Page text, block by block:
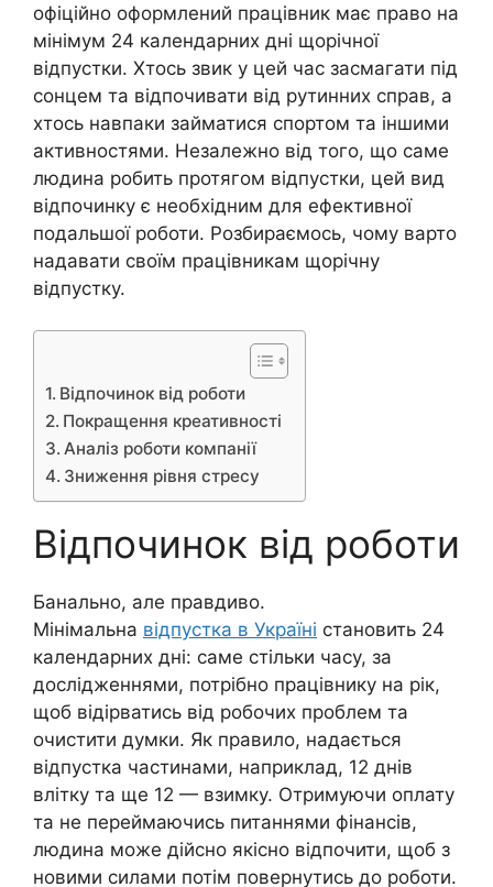
офіційно оформлений працівник має право на
мінімум 24 календарних дні щорічної
відпустки. Хтось звик у цей час засмагати під
сонцем та відпочивати від рутинних справ, а
хтось навпаки займатися спортом та іншими
активностями. Незалежно від того, що саме
людина робить протягом відпустки, цей вид
відпочинку є необхідним для ефективної
подальшої роботи. Розбираємось, чому варто
надавати своїм працівникам щорічну
відпустку.
Відпочинок від роботи
Покращення креативності
Аналіз роботи компанії
Зниження рівня стресу
Відпочинок від роботи
Банально, але правдиво.
Мінімальна відпустка в Україні становить 24
календарних дні: саме стільки часу, за
дослідженнями, потрібно працівнику на рік,
щоб відірватись від робочих проблем та
очистити думки. Як правило, надається
відпустка частинами, наприклад, 12 днів
влітку та ще 12 — взимку. Отримуючи оплату
та не переймаючись питаннями фінансів,
людина може дійсно якісно відпочити, щоб з
новими силами потім повернутись до роботи.